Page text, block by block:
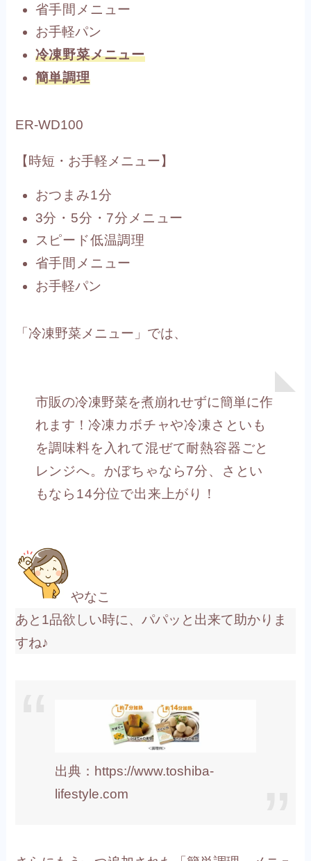
省手間メニュー
お手軽パン
冷凍野菜メニュー
簡単調理
ER-WD100
【時短・お手軽メニュー】
おつまみ1分
3分・5分・7分メニュー
スピード低温調理
省手間メニュー
お手軽パン
「冷凍野菜メニュー」では、
市販の冷凍野菜を煮崩れせずに簡単に作
れます！ 冷凍カボチャや冷凍さといも
を調味料を入れて混ぜて耐熱容器ごと
レンジへ。 かぼちゃなら7分、さとい
もなら14分位で出来上がり！
やなこ
あと1品欲しい時に、パパッと出来て助かりま
すね♪
出典：https://www.toshiba-
lifestyle.com